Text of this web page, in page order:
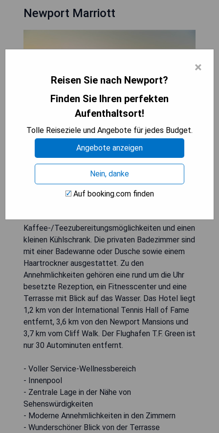
Newport Marriott
Das Newport Marriott bietet einen umfassenden
Wellnessbereich und ein Hallenbad und befindet
sich 3,2 km vom Easton Beach im historischen
Newport, Rhode Island. WLAN ist verfügbar.
Kaffee-/Teezubereitungsmöglichkeiten und einen
kleinen Kühlschrank. Die privaten Badezimmer sind
mit einer Badewanne oder Dusche sowie einem
Haartrockner ausgestattet. Zu den
Annehmlichkeiten gehören eine rund um die Uhr
besetzte Rezeption, ein Fitnesscenter und eine
Terrasse mit Blick auf das Wasser. Das Hotel liegt
1,2 km von der International Tennis Hall of Fame
entfernt, 3,6 km von den Newport Mansions und
3,7 km vom Cliff Walk. Der Flughafen T.F. Green ist
nur 30 Autominuten entfernt.
- Voller Service-Wellnessbereich
- Innenpool
- Zentrale Lage in der Nähe von
Sehenswürdigkeiten
- Moderne Annehmlichkeiten in den Zimmern
- Wunderschöner Blick von der Terrasse
×
Reisen Sie nach Newport?
Finden Sie Ihren perfekten
Aufenthaltsort!
Tolle Reiseziele und Angebote für jedes Budget.
Angebote anzeigen
Nein, danke
Auf booking.com finden